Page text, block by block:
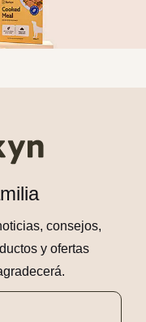
consejos,
y ofertas